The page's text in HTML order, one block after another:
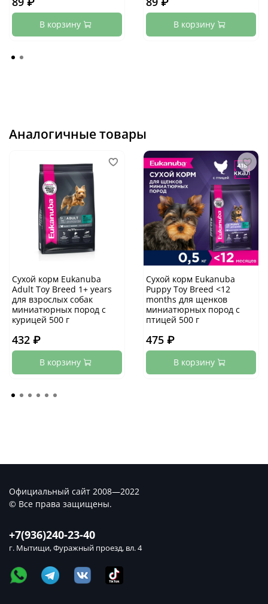
В корзину В корзину
Аналогичные товары
Сухой корм Eukanuba
Adult Toy Breed 1+ years
для взрослых собак
миниатюрных пород с
курицей 500 г
432 ₽
В корзину
Сухой корм Eukanuba
Puppy Toy Breed <12
months для щенков
миниатюрных пород с
птицей 500 г
475 ₽
В корзину
+7(936)240-23-40
г. Мытищи, Фуражный проезд, вл. 4
Официальный сайт 2008—2022
© Все права защищены.